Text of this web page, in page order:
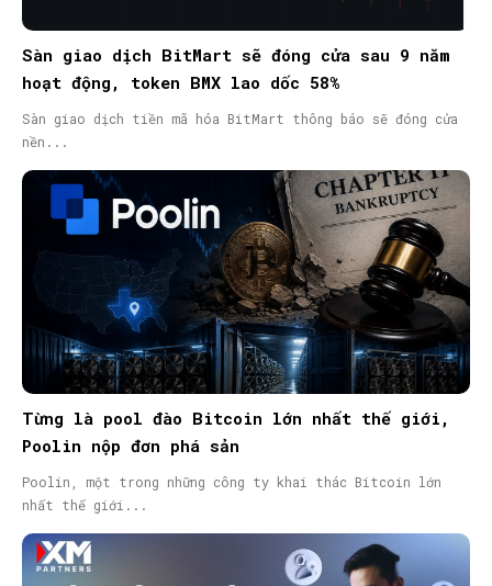
Sàn giao dịch BitMart sẽ đóng cửa sau 9 năm
hoạt động, token BMX lao dốc 58%
Sàn giao dịch tiền mã hóa BitMart thông báo sẽ đóng cửa
nền...
Từng là pool đào Bitcoin lớn nhất thế giới,
Poolin nộp đơn phá sản
Poolin, một trong những công ty khai thác Bitcoin lớn
nhất thế giới...